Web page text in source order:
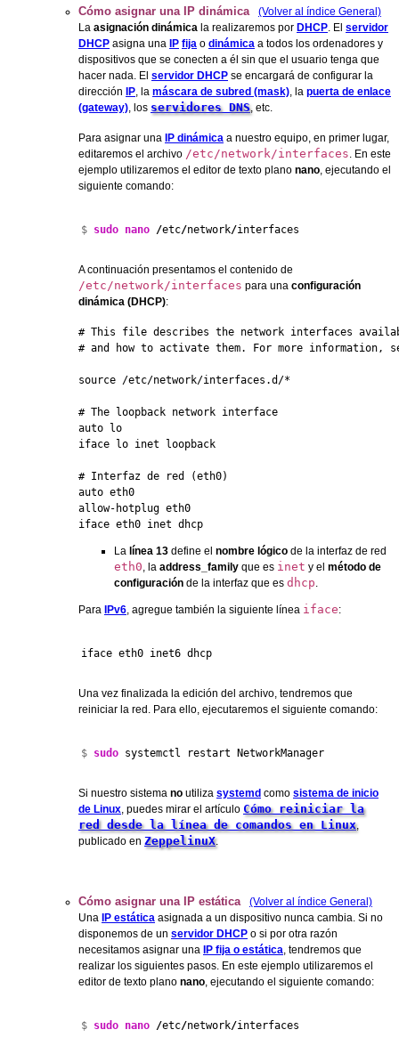
Cómo asignar una IP dinámica
(Volver al índice General)
La asignación dinámica la realizaremos por DHCP. El servidor
DHCP asigna una IP fija o dinámica a todos los ordenadores y
dispositivos que se conecten a él sin que el usuario tenga que
hacer nada. El servidor DHCP se encargará de configurar la
dirección IP, la máscara de subred (mask), la puerta de enlace
(gateway), los servidores DNS, etc.
Para asignar una IP dinámica a nuestro equipo, en primer lugar,
editaremos el archivo /etc/network/interfaces. En este
ejemplo utilizaremos el editor de texto plano nano, ejecutando el
siguiente comando:
$ sudo nano /etc/network/interfaces
A continuación presentamos el contenido de
/etc/network/interfaces para una configuración
dinámica (DHCP):
# This file describes the network interfaces
# and how to activate them. For more information,
source /etc/network/interfaces.d/*
# The loopback network interface
auto lo
iface lo inet loopback
# Interfaz de red (eth0)
auto eth0
allow-hotplug eth0
iface eth0 inet dhcp
La línea 13 define el nombre lógico de la interfaz de red
eth0, la address_family que es inet y el método de
configuración de la interfaz que es dhcp.
Para IPv6, agregue también la siguiente línea iface:
iface eth0 inet6 dhcp
Una vez finalizada la edición del archivo, tendremos que
reiniciar la red. Para ello, ejecutaremos el siguiente comando:
$ sudo systemctl restart NetworkManager
Si nuestro sistema no utiliza systemd como sistema de inicio
de Linux, puedes mirar el artículo Cómo reiniciar la
red desde la línea de comandos en Linux,
publicado en ZeppelinuX.
Cómo asignar una IP estática
(Volver al índice General)
Una IP estática asignada a un dispositivo nunca cambia. Si no
disponemos de un servidor DHCP o si por otra razón
necesitamos asignar una IP fija o estática, tendremos que
realizar los siguientes pasos. En este ejemplo utilizaremos el
editor de texto plano nano, ejecutando el siguiente comando:
$ sudo nano /etc/network/interfaces